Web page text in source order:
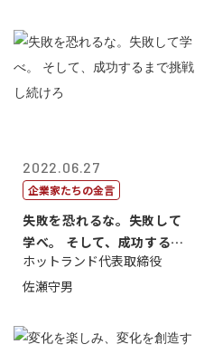
2022.06.27
企業家たちの金言
失敗を恐れるな。失敗して
学べ。 そして、成功するま
で挑戦し続...
ホットランド代表取締役
佐瀬守男